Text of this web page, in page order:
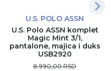
U.S. POLO ASSN
U.S. Polo ASSN komplet
Magic Mint 3/1,
pantalone, majica i duks
USB2920
8.990,00 RSD